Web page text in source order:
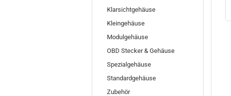
Klarsichtgehäuse
Kleingehäuse
Modulgehäuse
OBD Stecker & Gehäuse
Spezialgehäuse
Standardgehäuse
Zubehör